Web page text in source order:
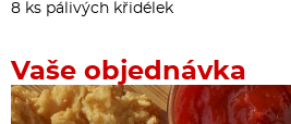
8 ks pálivých křidélek
Vaše objednávka